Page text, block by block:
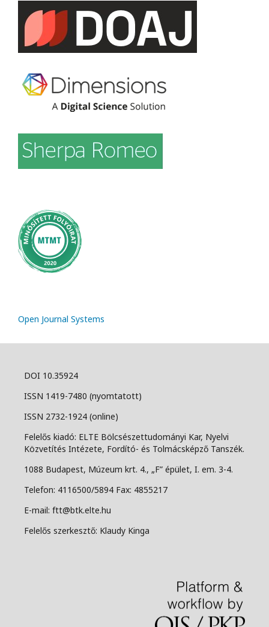
Open Journal Systems
DOI 10.35924
ISSN 1419-7480 (nyomtatott)
ISSN 2732-1924 (online)
Felelős kiadó: ELTE Bölcsészettudományi Kar, Nyelvi
Közvetítés Intézete, Fordító- és Tolmácsképző Tanszék.
1088 Budapest, Múzeum krt. 4., „F” épület, I. em. 3-4.
Telefon: 4116500/5894 Fax: 4855217
E-mail: ftt@btk.elte.hu
Felelős szerkesztő: Klaudy Kinga